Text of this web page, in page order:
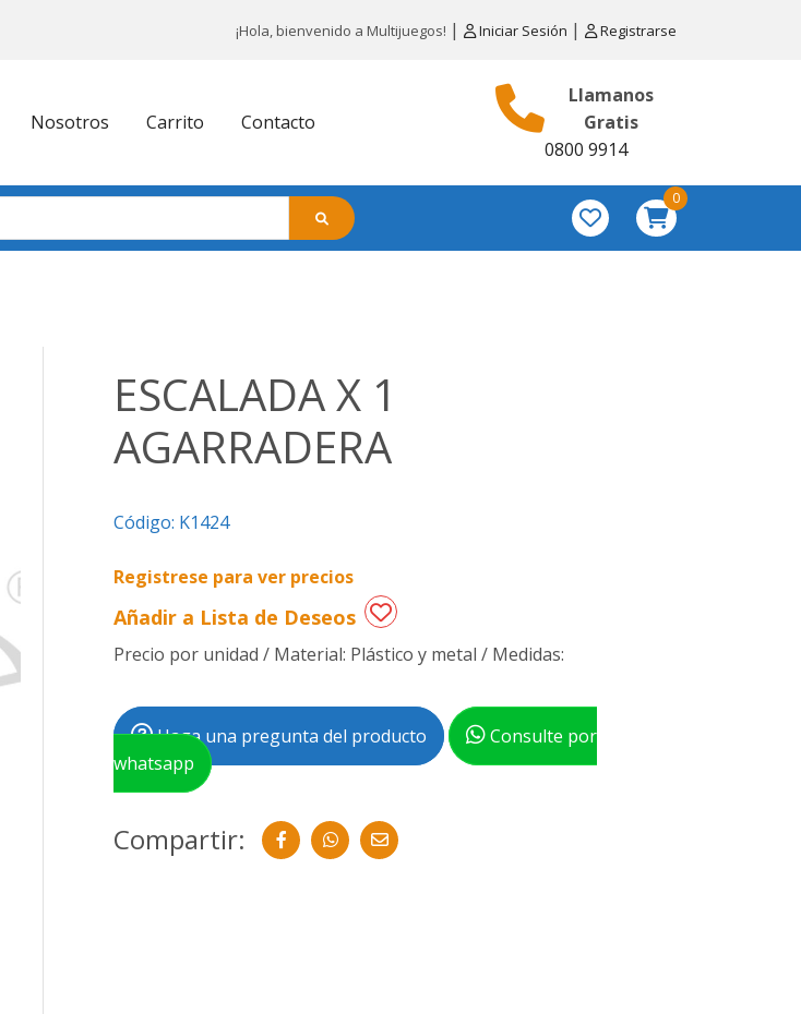
¡Hola, bienvenido a Multijuegos! | Iniciar Sesión | Registrarse
Nosotros Carrito Contacto
Llamanos
Gratis
0800 9914
0
ESCALADA X 1
AGARRADERA
Código: K1424
Registrese para ver precios
Añadir a Lista de Deseos
Precio por unidad / Material: Plástico y metal / Medidas:
Haga una pregunta del producto
Consulte por
whatsapp
Compartir: